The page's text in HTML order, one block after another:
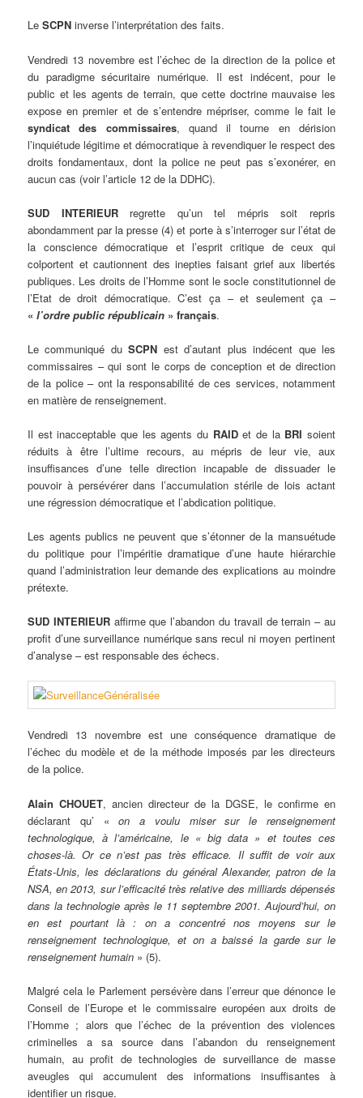
LeSCPN inverse l’interprétation des faits.
Vendredi 13 novembre est l’échec de la direction de la police et
du paradigme sécuritaire numérique. Il est indécent, pour le
public et les agents de terrain, que cette doctrine mauvaise les
expose en premier et de s’entendre mépriser, comme le fait le
syndicat des commissaires, quand il tourne en dérision
l’inquiétude légitime et démocratique à revendiquer le respect des
droits fondamentaux, dont la police ne peut pas s’exonérer, en
aucun cas (voir l’article 12 de la DDHC).
SUD INTERIEURregrette qu’un tel mépris soit repris
abondamment par la presse (4) et porte à s’interroger sur l’état de
la conscience démocratique et l’esprit critique de ceux qui
colportent et cautionnent des inepties faisant grief aux libertés
publiques. Les droits de l’Homme sont le socle constitutionnel de
l’Etat de droit démocratique. C’est ça – et seulement ça –
«l’ordre public républicain » français.
Le communiqué duSCPN est d’autant plus indécent que les
commissaires – qui sont le corps de conception et de direction
de la police – ont la responsabilité de ces services, notamment
en matière de renseignement.
Il est inacceptable que les agents du RAIDet de la BRI soient
réduits à être l’ultime recours, au mépris de leur vie, aux
insuffisances d’une telle direction incapable de dissuader le
pouvoir à persévérer dans l’accumulation stérile de lois actant
une régression démocratique et l’abdication politique.
Les agents publics ne peuvent que s’étonner de la mansuétude
du politique pour l’impéritie dramatique d’une haute hiérarchie
quand l’administration leur demande des explications au moindre
prétexte.
SUD INTERIEURaffirme que l’abandon du travail de terrain – au
profit d’une surveillance numérique sans recul ni moyen pertinent
d’analyse – est responsable des échecs.
Vendredi 13 novembre est une conséquence dramatique de
l’échec du modèle et de la méthode imposés par les directeurs
de la police.
Alain CHOUET, ancien directeur de la DGSE, le confirme en
déclarant qu’ «on a voulu miser sur le renseignement
technologique, à l’américaine, le « big data » et toutes ces
choses-là. Or ce n’est pas très efficace. Il suffit de voir aux
États-Unis, les déclarations du général Alexander, patron de la
NSA, en 2013, sur l’efficacité très relative des milliards dépensés
dans la technologie après le 11 septembre 2001. Aujourd’hui, on
en est pourtant là : on a concentré nos moyens sur le
renseignement technologique, et on a baissé la garde sur le
renseignement humain » (5).
Malgré cela le Parlement persévère dans l’erreur que dénonce le
Conseil de l’Europe et le commissaire européen aux droits de
l’Homme ; alors que l’échec de la prévention des violences
criminelles a sa source dans l’abandon du renseignement
humain, au profit de technologies de surveillance de masse
aveugles qui accumulent des informations insuffisantes à
identifier un risque.